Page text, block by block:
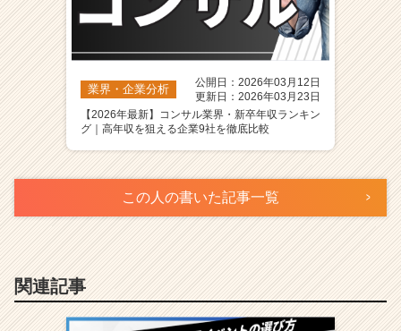
業界・企業分析
公開日：2026年03月12日
更新日：2026年03月23日
【2026年最新】コンサル業界・新卒年収ランキン
グ｜高年収を狙える企業9社を徹底比較
この人の書いた記事一覧
関連記事